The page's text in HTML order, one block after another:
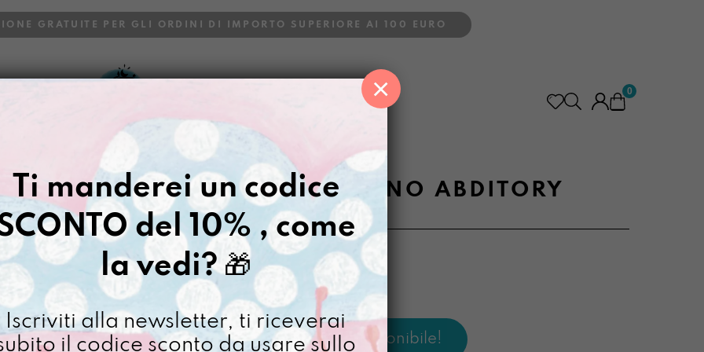
GRATUITE PER GLI ORDINI DI IMPORTO SUPERIORE AI 100 EURO
0
Gazpacho PortaCellulino Abditory
PORTACELLULINO ABDITORY
€44,00
[ ]
Non disponibile al momento
Ti manderei un codice
del 10% , come
la vedi?🎁
Iscriviti alla newsletter, ti riceverai
il codice sconto da usare sullo
×